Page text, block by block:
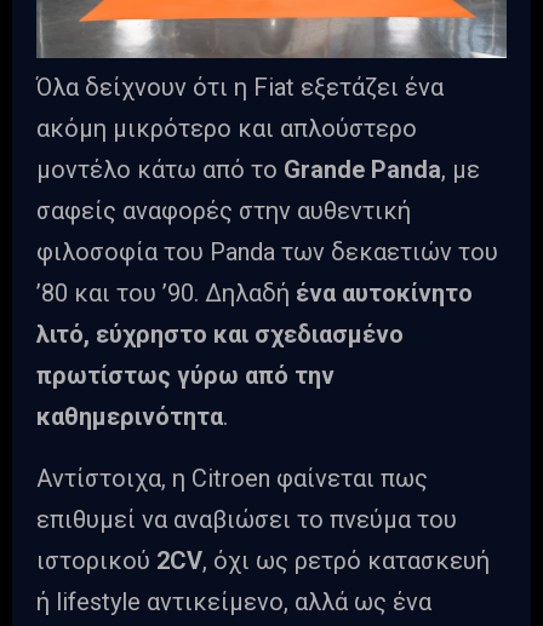
Όλα δείχνουν ότι η Fiat εξετάζει ένα
ακόμη μικρότερο και απλούστερο
μοντέλο κάτω από το Grande Panda, με
σαφείς αναφορές στην αυθεντική
φιλοσοφία του Panda των δεκαετιών του
’80 και του ’90. Δηλαδή ένα αυτοκίνητο
λιτό, εύχρηστο και σχεδιασμένο
πρωτίστως γύρω από την
καθημερινότητα.
Αντίστοιχα, η Citroen φαίνεται πως
επιθυμεί να αναβιώσει το πνεύμα του
ιστορικού 2CV, όχι ως ρετρό κατασκευή
ή lifestyle αντικείμενο, αλλά ως ένα